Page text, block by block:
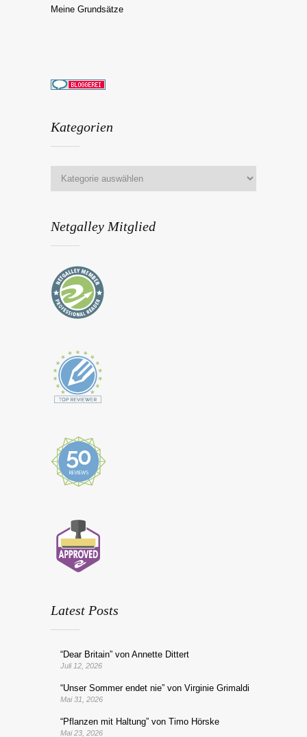
Meine Grundsätze
Kategorien
Netgalley Mitglied
Latest Posts
“Dear Britain” von Annette Dittert
Juli 12, 2026
“Unser Sommer endet nie” von Virginie Grimaldi
Mai 31, 2026
“Pflanzen mit Haltung” von Timo Hörske
Mai 23, 2026